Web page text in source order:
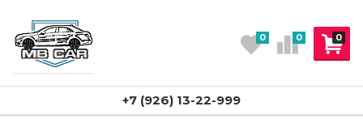
0
0 0
+7 (926) 13-22-999